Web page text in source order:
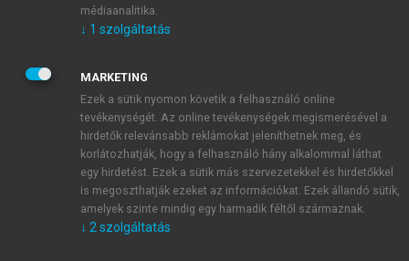
JELSZÓ
JELSZÓ ÚJRA
Kérek értesítést a MeRSZ újdonságairól, akcióiról.
Kérek értesítést az Akadémiai Kiadó Zrt. újdonságairól,
médiaanalitika.
↓ 1 szolgáltatás
MARKETING
Ezek a sütik nyomon követik a felhasználó online
tevékenységét. Az online tevékenységek megismerésével a
hirdetők relevánsabb reklámokat jeleníthetnek meg, és
korlátozhatják, hogy a felhasználó hány alkalommal láthat
egy hirdetést. Ezek a sütik más szervezetekkel és hirdetőkkel
is megoszthatják ezeket az információkat. Ezek állandó sütik,
amelyek szinte mindig egy harmadik féltől származnak.
↓ 2 szolgáltatás